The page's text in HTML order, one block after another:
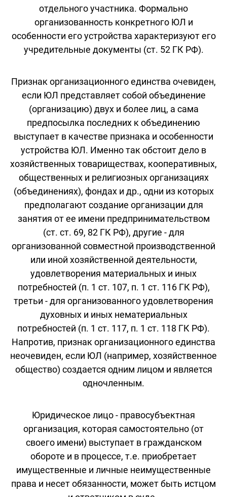
отдельного участника. Формально
организованность конкретного ЮЛ и
особенности его устройства характеризуют его
учредительные документы (ст. 52 ГК РФ).
Признак организационного единства очевиден,
если ЮЛ представляет собой объединение
(организацию) двух и более лиц, а сама
предпосылка последних к объединению
выступает в качестве признака и особенности
устройства ЮЛ. Именно так обстоит дело в
хозяйственных товариществах, кооперативных,
общественных и религиозных организациях
(объединениях), фондах и др., одни из которых
предполагают создание организации для
занятия от ее имени предпринимательством
(ст. ст. 69, 82 ГК РФ), другие - для
организованной совместной производственной
или иной хозяйственной деятельности,
удовлетворения материальных и иных
потребностей (п. 1 ст. 107, п. 1 ст. 116 ГК РФ),
третьи - для организованного удовлетворения
духовных и иных нематериальных
потребностей (п. 1 ст. 117, п. 1 ст. 118 ГК РФ).
Напротив, признак организационного единства
неочевиден, если ЮЛ (например, хозяйственное
общество) создается одним лицом и является
одночленным.
Юридическое лицо - правосубъектная
организация, которая самостоятельно (от
своего имени) выступает в гражданском
обороте и в процессе, т.е. приобретает
имущественные и личные неимущественные
права и несет обязанности, может быть истцом